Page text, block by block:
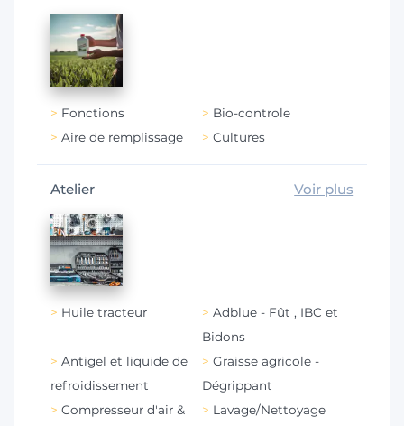
Fonctions
Bio-controle
Aire de remplissage
Cultures
Atelier Voir plus
Huile tracteur
Adblue - Fût , IBC et
Bidons
Antigel et liquide de
refroidissement
Graisse agricole -
Dégrippant
Compresseur d'air &
Lavage/Nettoyage